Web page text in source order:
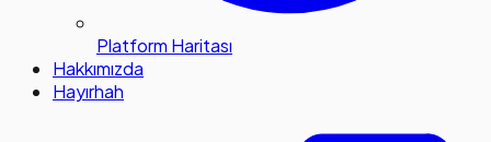
Platform Haritası
Hakkımızda
Hayırhah